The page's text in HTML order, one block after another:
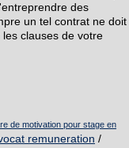
des
un tel contrat ne doit
clauses de votre
de motivation pour stage en
remuneration /